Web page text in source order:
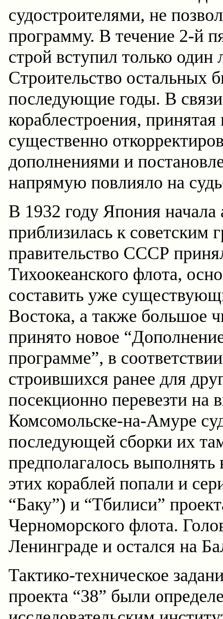
судостроителями, не
программу. В течение 2-й
строй вступил только один
Строительство остальных
последующие годы. В
кораблестроения,
существенно
дополнениями и
напрямую повлияло на
В 1932 году Япония
приблизилась к советским
правительство СССР
Тихоокеанского флота,
составить уже
Востока, а также большое
принято новое
программе”, в
строившихся ранее для
посекционно перевезти на
Комсомольске-на-Амуре
последующей сборки их
предполагалось
этих кораблей попали и
“Баку”) и “Тбилиси”
Черноморского флота.
Ленинграде и остался на
Тактико-техническое
проекта “38” были